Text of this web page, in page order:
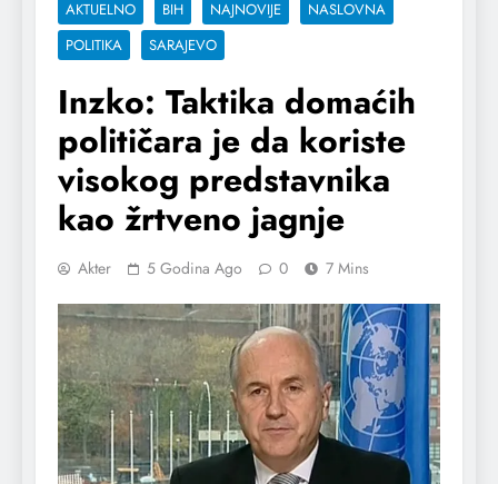
AKTUELNO BIH NAJNOVIJE
NASLOVNA
POLITIKA
SARAJEVO
Inzko: Taktika domaćih
političara je da koriste
visokog predstavnika
kao žrtveno jagnje
Akter 5 Godina Ago 0 7 Mins